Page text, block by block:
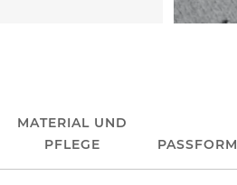
MATERIAL UND
PFLEGE
PASSFORM